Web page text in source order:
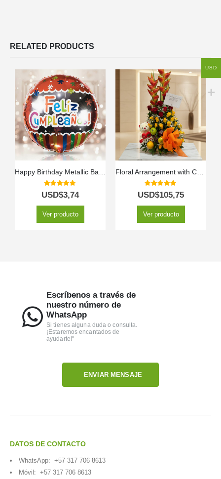
RELATED PRODUCTS
5.00out of 5
USD$3,74
Ver producto
5.00out of 5
USD$105,75
Ver producto
Escríbenos a través de
nuestro número de
WhatsApp
Si tienes alguna duda o consulta.
¡Estaremos encantados de
ayudarte!"
ENVIAR MENSAJE
DATOS DE CONTACTO
WhatsApp: +57 317 706 8613
Móvil: +57 317 706 8613
USD